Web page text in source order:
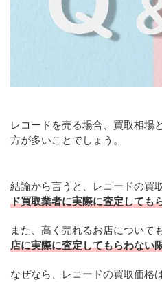
レコードを売る場合、買取相場
方が多いことでしょう。
結論から言うと、レコードの買
ド買取業者に実際に査定しても
また、高く売れるお店についても
店に実際に査定してもらわない
なぜなら、レコードの買取価格